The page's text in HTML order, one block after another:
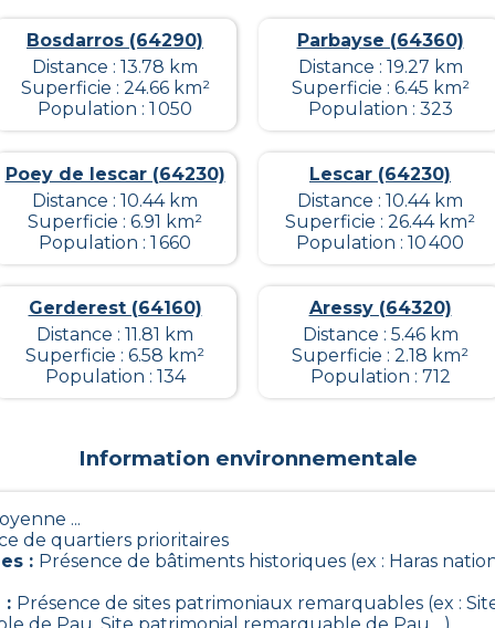
Bosdarros (64290)
Distance : 13.78 km
Superficie : 24.66 km²
Population : 1 050
Parbayse (64360)
Distance : 19.27 km
Superficie : 6.45 km²
Population : 323
Poey de lescar (64230)
Distance : 10.44 km
Superficie : 6.91 km²
Population : 1 660
Lescar (64230)
Distance : 10.44 km
Superficie : 26.44 km²
Population : 10 400
Gerderest (64160)
Distance : 11.81 km
Superficie : 6.58 km²
Population : 134
Aressy (64320)
Distance : 5.46 km
Superficie : 2.18 km²
Population : 712
Information environnementale
...
de quartiers prioritaires
: Présence de bâtiments historiques (ex : Haras
: Présence de sites patrimoniaux remarquables (ex :